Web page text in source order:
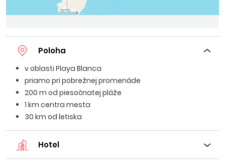
Poloha
v oblasti Playa Blanca
priamo pri pobrežnej promenáde
200 m od piesočnatej pláže
1 km centra mesta
30 km od letiska
Hotel